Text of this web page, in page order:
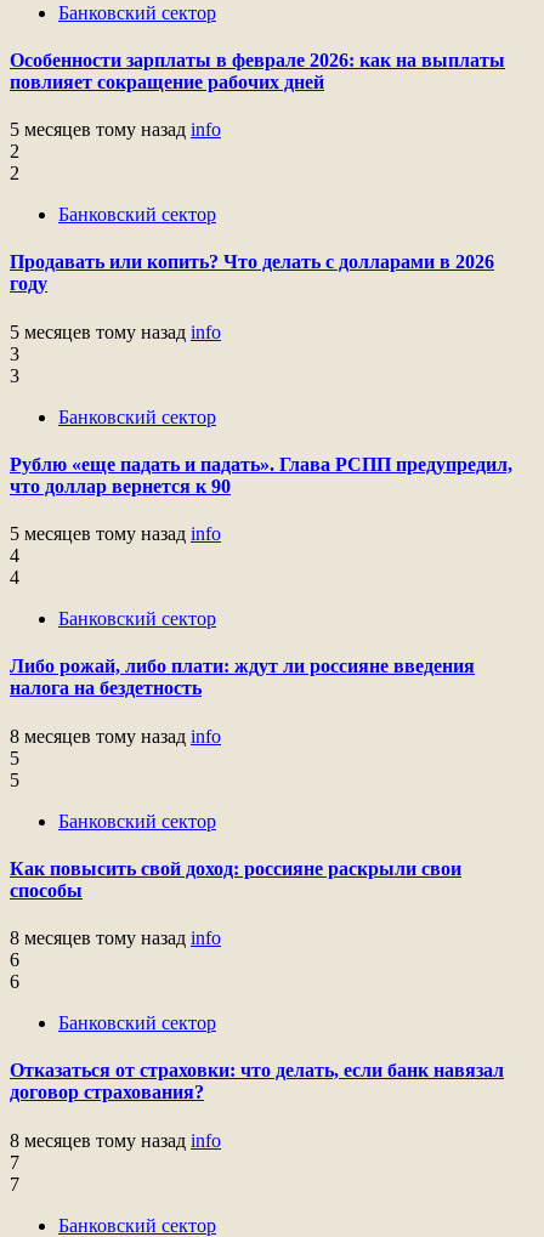
Банковский сектор
Особенности зарплаты в феврале 2026: как на выплаты
повлияет сокращение рабочих дней
5 месяцев тому назад info
2
2
Банковский сектор
Продавать или копить? Что делать с долларами в 2026
году
5 месяцев тому назад info
3
3
Банковский сектор
Рублю «еще падать и падать». Глава РСПП предупредил,
что доллар вернется к 90
5 месяцев тому назад info
4
4
Банковский сектор
Либо рожай, либо плати: ждут ли россияне введения
налога на бездетность
8 месяцев тому назад info
5
5
Банковский сектор
Как повысить свой доход: россияне раскрыли свои
способы
8 месяцев тому назад info
6
6
Банковский сектор
Отказаться от страховки: что делать, если банк навязал
договор страхования?
8 месяцев тому назад info
7
7
Банковский сектор